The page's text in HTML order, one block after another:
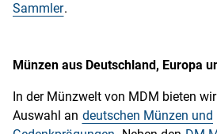
Sammler.
Münzen aus Deutschland, Europa
In der Münzwelt von MDM bieten
Auswahl an deutschen Münzen und